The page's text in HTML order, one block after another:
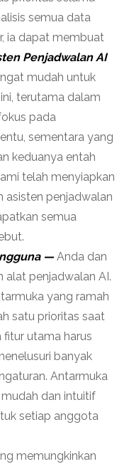
semua data
ia dapat membuat
Penjadwalan AI
mudah untuk
terutama dalam
pada
sementara yang
keduanya entah
telah menyiapkan
asisten penjadwalan
semua
— Anda dan
alat penjadwalan AI.
yang ramah
satu prioritas saat
utama harus
banyak
Antarmuka
dan intuitif
setiap anggota
memungkinkan